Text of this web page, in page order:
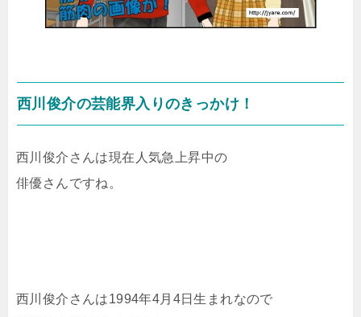
西川俊介の芸能界入りのきっかけ！
西川俊介さんは現在人気急上昇中の
俳優さんですね。
西川俊介さんは1994年4月4日生まれなので